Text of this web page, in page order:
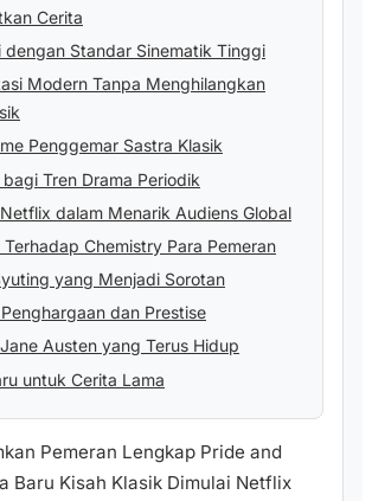
Cerita
dengan Standar Sinematik Tinggi
Modern Tanpa Menghilangkan
Penggemar Sastra Klasik
Tren Drama Periodik
dalam Menarik Audiens Global
Terhadap Chemistry Para Pemeran
yang Menjadi Sorotan
dan Prestise
Austen yang Terus Hidup
untuk Cerita Lama
Pemeran Lengkap Pride and
Baru Kisah Klasik Dimulai Netflix